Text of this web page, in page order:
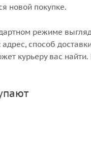
новой покупке.
режиме
способ
курьеру вас